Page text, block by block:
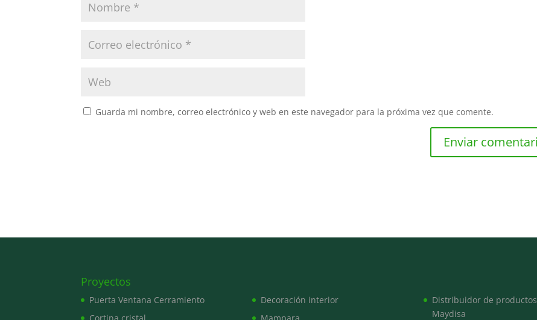
Guarda mi nombre, correo electrónico y web en este navegador para la próxima vez que comente.
Proyectos
Puerta Ventana Cerramiento
Decoración interior
Distribuidor de productos
Maydisa